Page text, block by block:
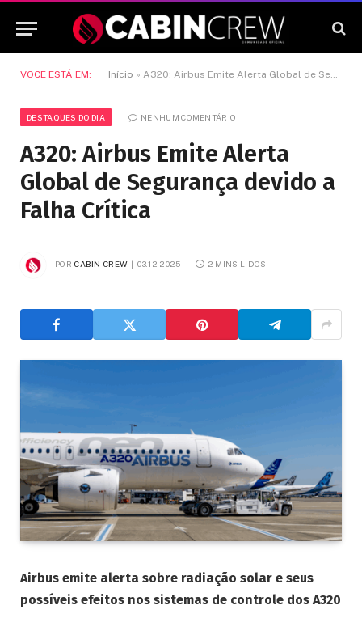
VOCÊ ESTÁ EM: Início » A320: Airbus Emite Alerta Global de Segurança devido a Falha Crítica
DESTAQUES DO DIA NENHUM COMENTÁRIO
A320: Airbus Emite Alerta
Global de Segurança devido a
Falha Crítica
POR CABIN CREW 03.12.2025 2 MINS LIDOS
Airbus emite alerta sobre radiação solar e seus
possíveis efeitos nos sistemas de controle dos A320